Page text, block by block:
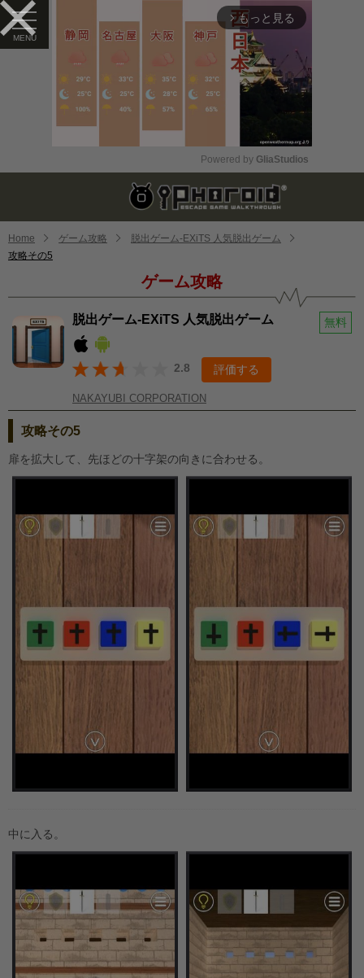
arrow_forward_ios もっと見る
Mute
Powered by GliaStudios
Home ゲーム攻略
脱出ゲーム-EXiTS 人気脱出ゲーム
攻略その5
ゲーム攻略
脱出ゲーム-EXiTS 人気脱出ゲーム 無料
2.8 評価する
NAKAYUBI CORPORATION
攻略その5
扉を拡大して、先ほどの十字架の向きに合わせる。
中に入る。